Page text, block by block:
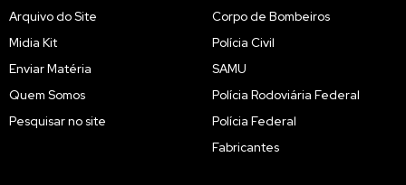
Arquivo do Site
Midia Kit
Enviar Matéria
Quem Somos
Pesquisar no site
Corpo de Bombeiros
Polícia Civil
SAMU
Polícia Rodoviária Federal
Polícia Federal
Fabricantes